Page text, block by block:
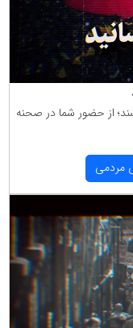
از حضور شما در صحنه
مردمی